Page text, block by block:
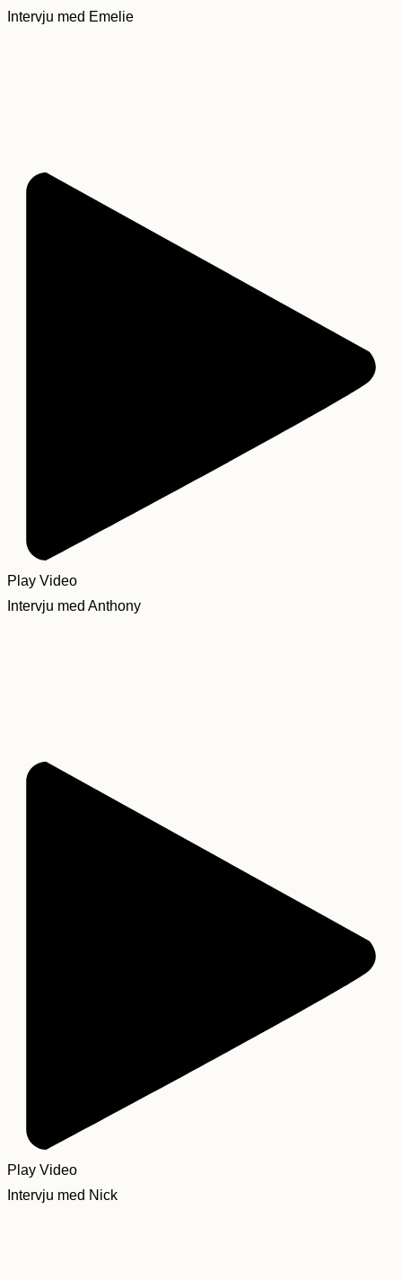
Intervju med Emelie
Play Video
Intervju med Anthony
Play Video
Intervju med Nick